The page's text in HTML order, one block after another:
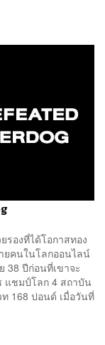
องที่ได้โอกาสทอง
คนในโลกออนไลน์
38 ปีก่อนที่เขาจะ
แชมป์โลก 4 สถาบัน
ท 168 ปอนด์ เมื่อวันที่